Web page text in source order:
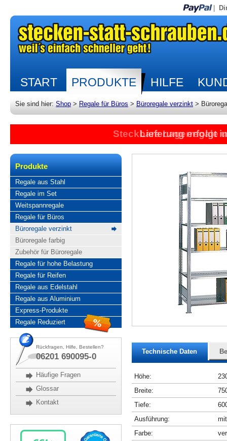
START PRODUKTE HILFE
Sie sind hier: Shop > Regale für Büros > Büroregale verzinkt >
Steckbare Lagerregale
Lieferung erfolgt
Produkte
Regale aus Stahl
Regale im Set
Weitspannregale
Regale für Büros
Büroregale verzinkt
Büroregale farbig
Zubehör für Büroregale
Regale für hohe Belastung
Regale für Reifen
Regale aus Edelstahl
Regale aus Aluminium
Express-Produkte
Regale Reduziert
Rückfragen, Hilfe, Bestellen?
06201 690095-0
Häufige Fragen
Glossar
Kontakt
Technische Daten
Höhe:
Breite:
Tiefe:
Ausführung:
Farbe: